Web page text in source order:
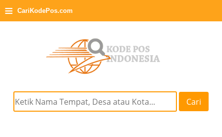
≡ CariKodePos.com
Cari